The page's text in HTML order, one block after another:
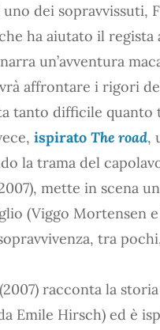
dei sopravvissuti,
ha aiutato il
un’avventura
affrontare i rigori
tanto difficile quanto
ispirato The road,
la trama del
mette in scena
(Viggo Mortensen
tra
(2007) racconta la
Emile Hirsch) ed è